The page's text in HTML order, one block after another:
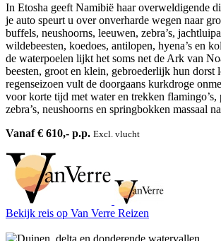
In Etosha geeft Namibië haar overweldigende
je auto speurt u over onverharde wegen naar
buffels, neushoorns, leeuwen, zebra’s,
wildebeesten, koedoes, antilopen, hyena’s en
de waterpoelen lijkt het soms net de Ark van
beesten, groot en klein, gebroederlijk hun dorst
regenseizoen vult de doorgaans kurkdroge
voor korte tijd met water en trekken flamingo’s,
zebra’s, neushoorns en springbokken massaal
Vanaf € 610,- p.p. Excl. vlucht
Bekijk reis op Van Verre Reizen